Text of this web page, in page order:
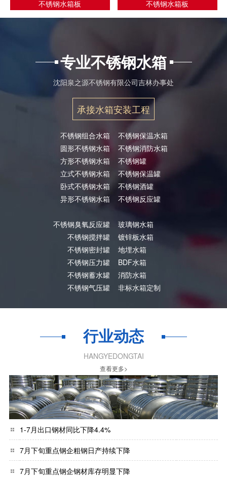
不锈钢水箱板 不锈钢水箱板
专业不锈钢水箱
沈阳泉之源不锈钢有限公司吉林办事处
承接水箱安装工程
不锈钢组合水箱
圆形不锈钢水箱
方形不锈钢水箱
立式不锈钢水箱
卧式不锈钢水箱
异形不锈钢水箱
不锈钢臭氧反应罐
不锈钢搅拌罐
不锈钢密封罐
不锈钢压力罐
不锈钢蓄水罐
不锈钢气压罐
不锈钢保温水箱
不锈钢消防水箱
不锈钢罐
不锈钢保温罐
不锈钢酒罐
不锈钢反应罐
玻璃钢水箱
镀锌板水箱
地埋水箱
BDF水箱
消防水箱
非标水箱定制
行业动态
HANGYEDONGTAI
查看更多>
1-7月出口钢材同比下降4.4%
7月下旬重点钢企粗钢日产持续下降
7月下旬重点钢企钢材库存明显下降